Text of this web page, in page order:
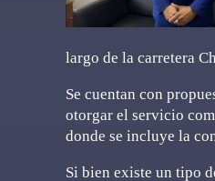
largo de la carretera
Se cuentan con
otorgar el servicio
donde se incluye la
Si bien existe un tipo